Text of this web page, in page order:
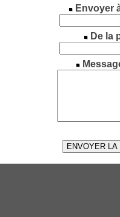
Envoyer
De la